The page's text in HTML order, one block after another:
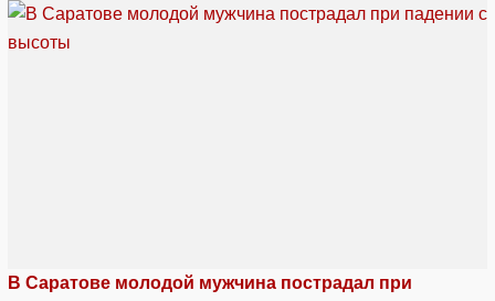
В Саратове молодой мужчина пострадал при